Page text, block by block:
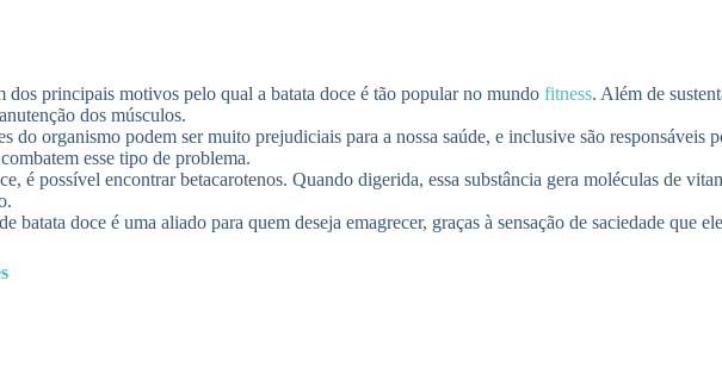
dos principais motivos pelo qual a batata doce é tão popular no mundo fitness. Além de
dos músculos.
do organismo podem ser muito prejudiciais para a nossa saúde, e inclusive são responsáveis
esse tipo de problema.
é possível encontrar betacarotenos. Quando digerida, essa substância gera moléculas de
batata doce é uma aliado para quem deseja emagrecer, graças à sensação de saciedade que